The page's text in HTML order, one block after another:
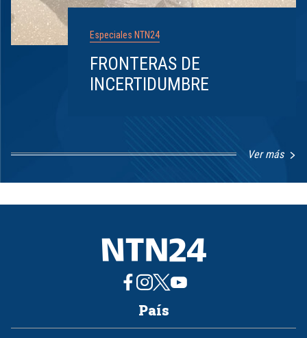
Especiales NTN24
FRONTERAS DE
INCERTIDUMBRE
Ver más
8
País